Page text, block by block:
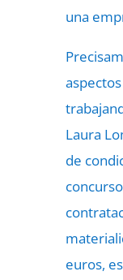
una
Laura
de
euros,